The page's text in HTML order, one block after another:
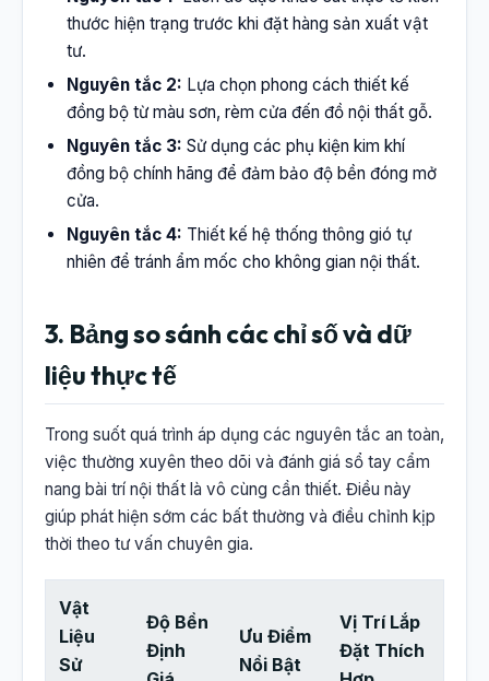
thước hiện trạng trước khi đặt hàng sản xuất vật
tư.
Nguyên tắc 2: Lựa chọn phong cách thiết kế
đồng bộ từ màu sơn, rèm cửa đến đồ nội thất gỗ.
Nguyên tắc 3: Sử dụng các phụ kiện kim khí
đồng bộ chính hãng để đảm bảo độ bền đóng mở
cửa.
Nguyên tắc 4: Thiết kế hệ thống thông gió tự
nhiên để tránh ẩm mốc cho không gian nội thất.
3. Bảng so sánh các chỉ số và dữ
liệu thực tế
Trong suốt quá trình áp dụng các nguyên tắc an toàn,
việc thường xuyên theo dõi và đánh giá sổ tay cẩm
nang bài trí nội thất là vô cùng cần thiết. Điều này
giúp phát hiện sớm các bất thường và điều chỉnh kịp
thời theo tư vấn chuyên gia.
Vật
Liệu
Sử
Độ Bền
Định
Ưu Điểm
Nổi Bật
Vị Trí Lắp
Đặt Thích